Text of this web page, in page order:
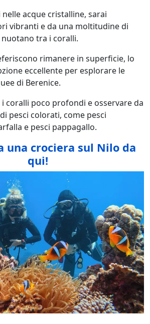
acque cristalline, sarai
vibranti e da una moltitudine di
tra i coralli.
rimanere in superficie, lo
eccellente per esplorare le
di Berenice.
coralli poco profondi e osservare da
pesci colorati, come pesci
e pesci pappagallo.
una crociera sul Nilo da
qui!